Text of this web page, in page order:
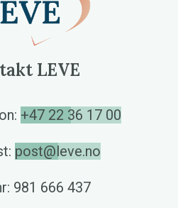
LEVE
+47 22 36 17 00
post@leve.no
981 666 437